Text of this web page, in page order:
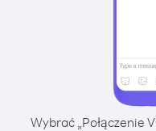
Wybrać „Połączenie